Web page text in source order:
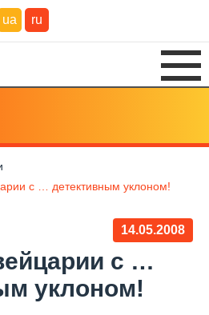
ua ru
с … детективным уклоном!
с …
уклоном!
14.05.2008